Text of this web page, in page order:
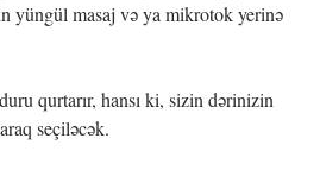
yüngül masaj və ya mikrotok yerinə
qurtarır, hansı ki, sizin dərinizin
seçiləcək.